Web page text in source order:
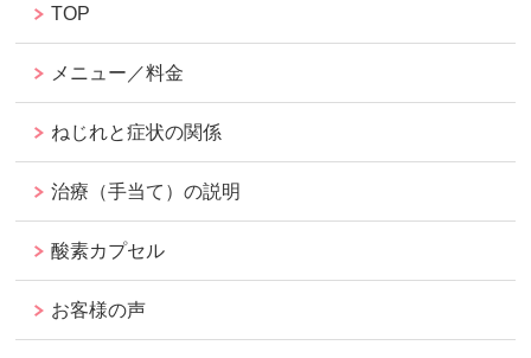
TOP
メニュー／料金
ねじれと症状の関係
治療（手当て）の説明
酸素カプセル
お客様の声